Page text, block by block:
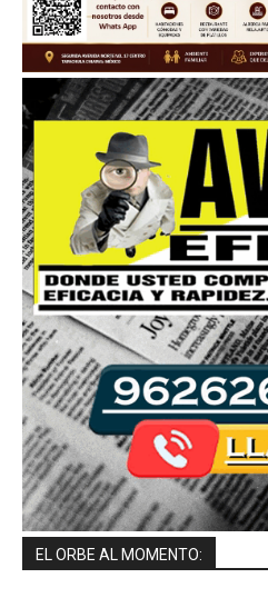
EL ORBE AL MOMENTO: